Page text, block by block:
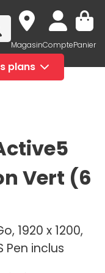
MagasinComptePanier
plans
Vert (6
1920 x 1200,
Pen inclus